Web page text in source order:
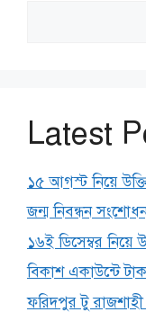
Latest
১৫ আগস্ট নিয়ে
জন্ম নিবন্ধন
১৬ই ডিসেম্বর নিয়ে
বিকাশ একাউন্টে
ফরিদপুর টু